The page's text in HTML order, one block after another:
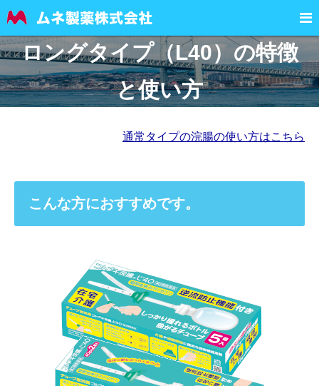

ロングタイプ（L40）の特徴
と使い方
通常タイプの浣腸の使い方はこちら
こんな方におすすめです。